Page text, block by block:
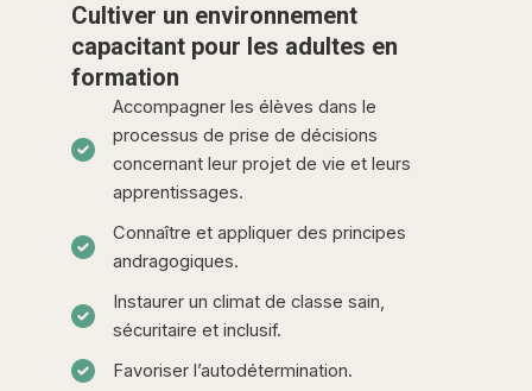
Cultiver un environnement
capacitant pour les adultes en
formation
Accompagner les élèves dans le
processus de prise de décisions
concernant leur projet de vie et leurs
apprentissages.
Connaître et appliquer des principes
andragogiques.
Instaurer un climat de classe sain,
sécuritaire et inclusif.
Favoriser l’autodétermination.